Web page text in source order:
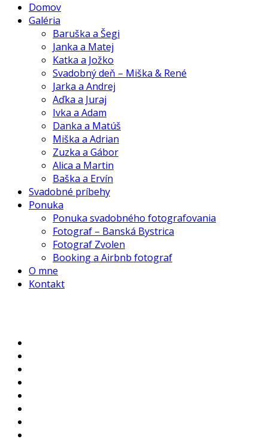
Domov
Galéria
Baruška a Šegi
Janka a Matej
Katka a Jožko
Svadobný deň – Miška & René
Jarka a Andrej
Aďka a Juraj
Ivka a Adam
Danka a Matúš
Miška a Adrian
Zuzka a Gábor
Alica a Martin
Baška a Ervín
Svadobné príbehy
Ponuka
Ponuka svadobného fotografovania
Fotograf – Banská Bystrica
Fotograf Zvolen
Booking a Airbnb fotograf
O mne
Kontakt